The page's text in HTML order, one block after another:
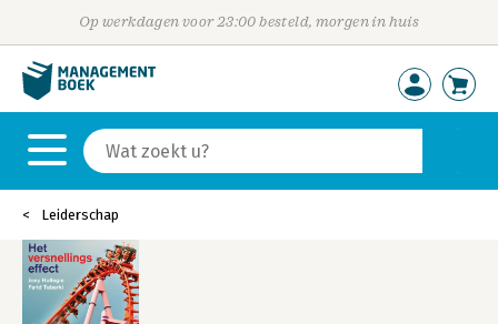
Op werkdagen voor 23:00 besteld, morgen in huis
Leiderschap